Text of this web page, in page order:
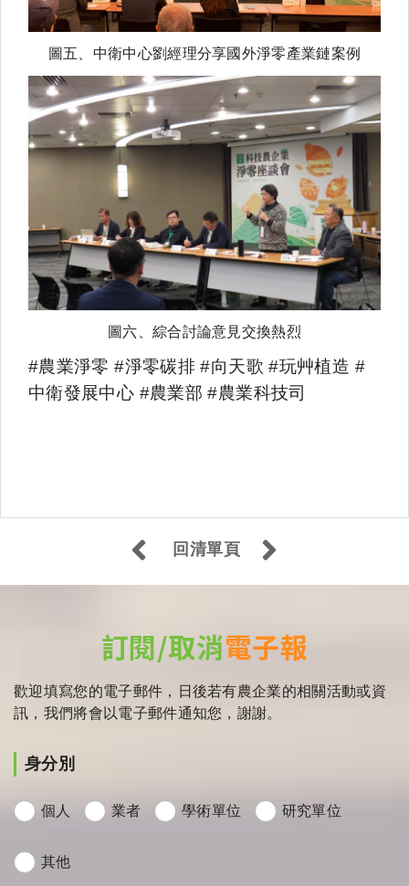
圖五、 中衛中心劉經理分享國外淨零產業鏈案例
圖六、綜合討論意見交換熱烈
#農業淨零 #淨零碳排 #向天歌 #玩艸植造 #
中衛發展中心 #農業部 #農業科技司
回清單頁
訂閱/取消電子報
歡迎填寫您的電子郵件，日後若有農企業的相關活動或資
訊，我們將會以電子郵件通知您，謝謝。
身分別
個人 業者 學術單位 研究單位
其他